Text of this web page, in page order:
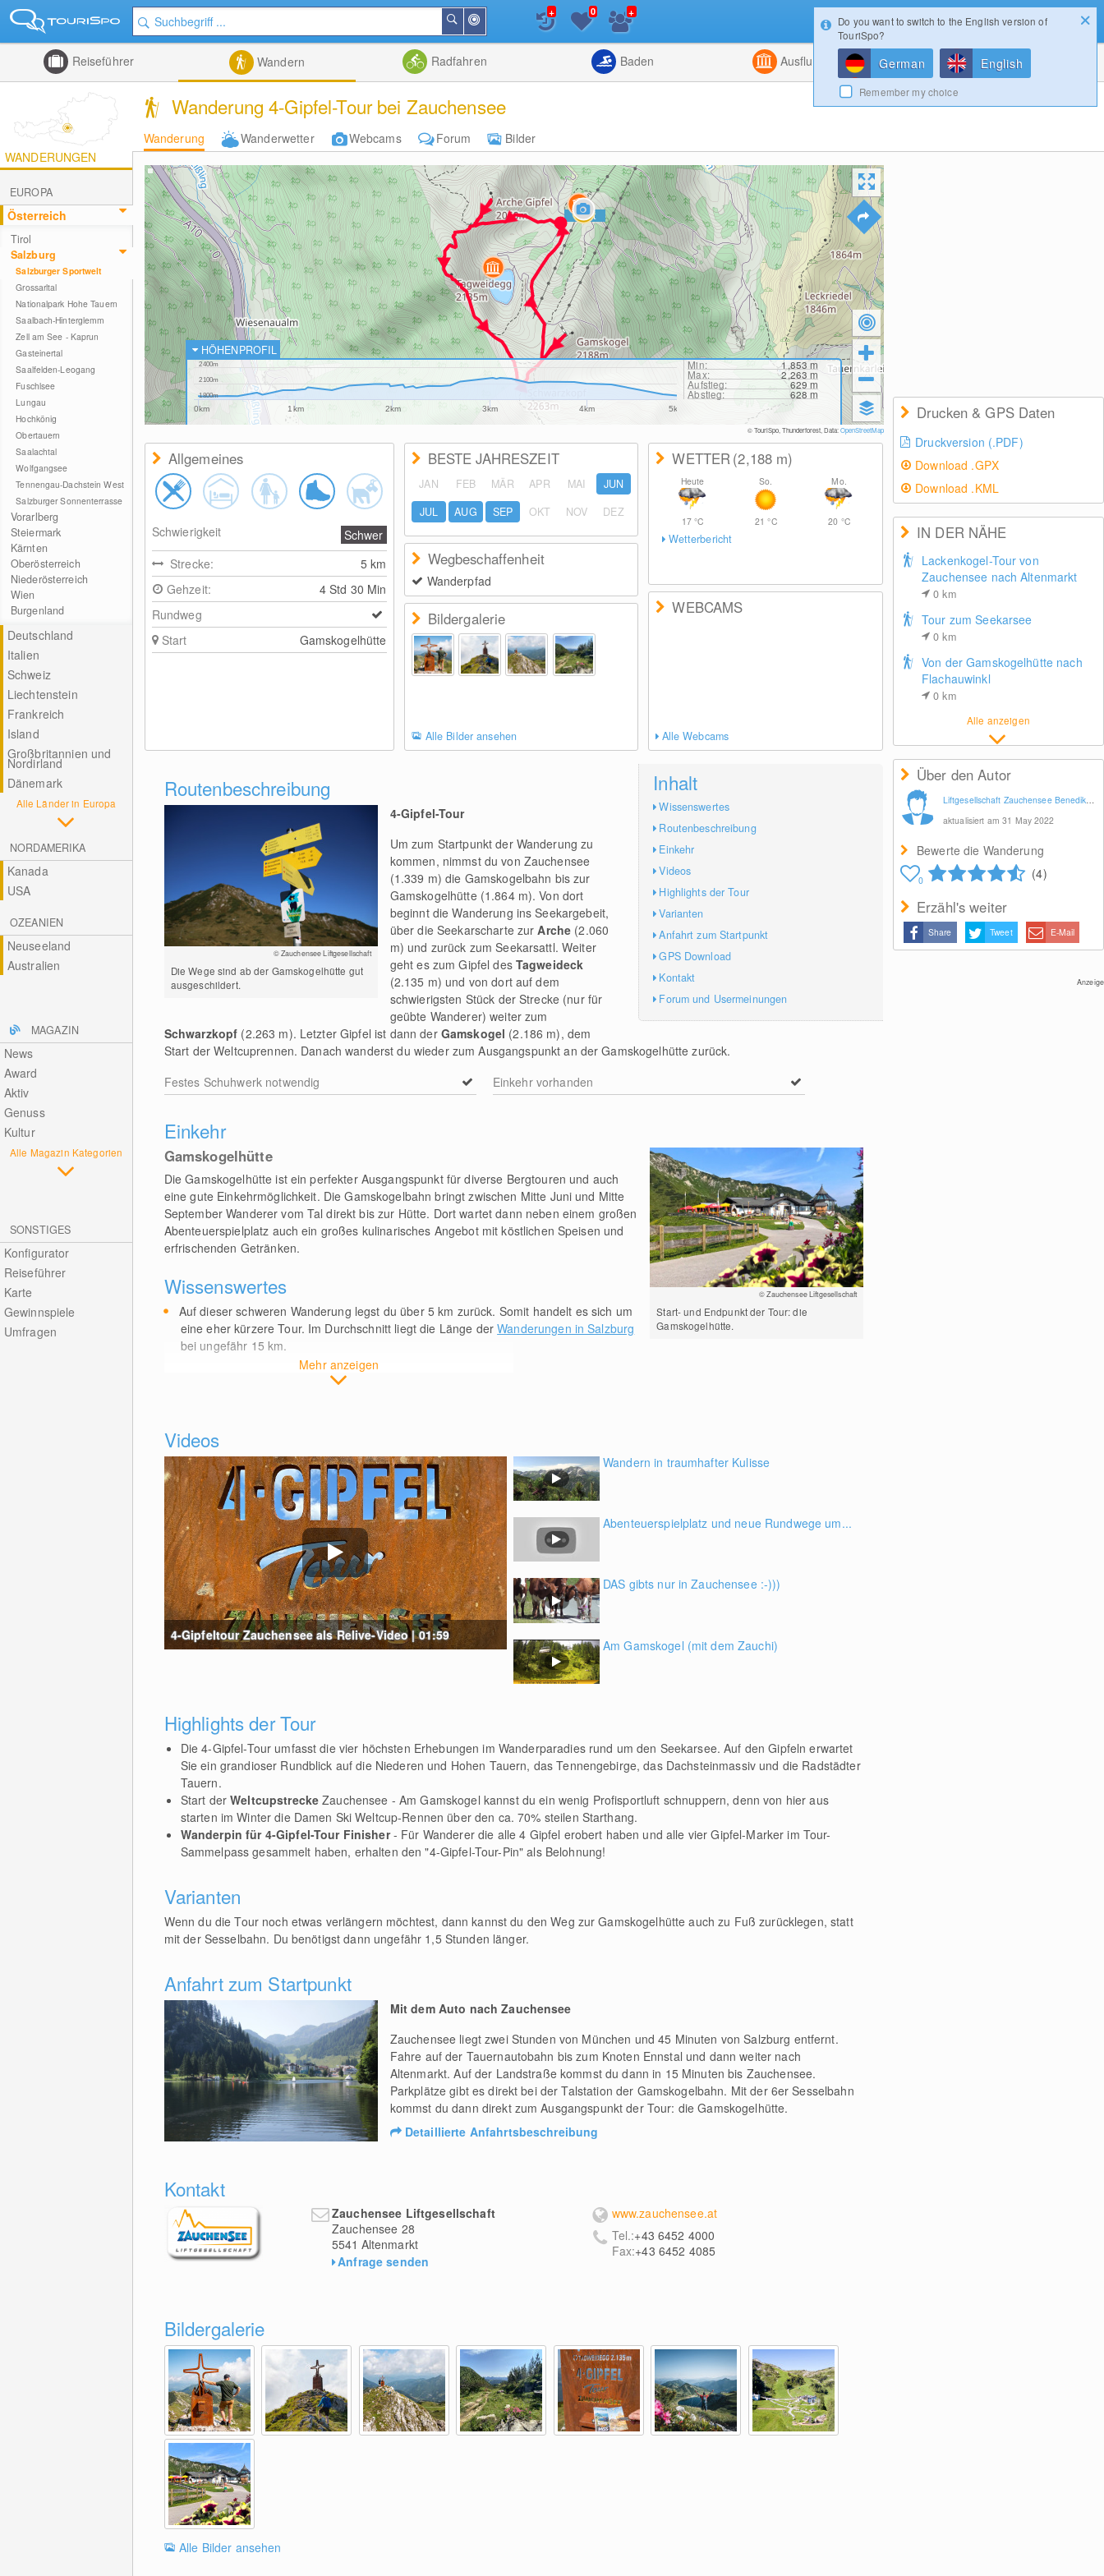
der
Nähe
Suchen
Listenansicht
Kombiniert
+ 0 +
Reiseführer Wandern Radfahren Baden Ausflugsziele Magazin
Wanderung 4-Gipfel-Tour bei Zauchensee
Wanderung Wanderwetter Webcams Forum
Bilder
WANDERUNGEN
EUROPA
Österreich
Tirol
Salzburg
Salzburger Sportwelt
Grossarltal
Nationalpark Hohe Tauern
Saalbach-Hinterglemm
Zell am See - Kaprun
Gasteinertal
Saalfelden-Leogang
Fuschlsee
Lungau
Hochkönig
Obertauern
Saalachtal
Wolfgangsee
Tennengau-Dachstein West
Salzburger Sonnenterrasse
Vorarlberg
Steiermark
Kärnten
Oberösterreich
Niederösterreich
Wien
Burgenland
Deutschland
Italien
Schweiz
Liechtenstein
Frankreich
Island
Großbritannien und
Nordirland
Dänemark
Alle Länder in Europa
NORDAMERIKA
Kanada
USA
OZEANIEN
Neuseeland
Australien
MAGAZIN
News
Award
Aktiv
Genuss
Kultur
Alle Magazin Kategorien
SONSTIGES
Konfigurator
Reiseführer
Karte
Gewinnspiele
Umfragen
HÖHENPROFIL
0km 1km 2km 3km 4km 5km
1800m
2100m
2400m Min: 1,853m
Max: 2,263m
Aufstieg: 629m
Abstieg: 628m
© TouriSpo, Thunderforest, Data:OpenStreetMap
Drucken & GPS Daten
Druckversion (.PDF)
Download .GPX
Download .KML
IN DER NÄHE
Lackenkogel-Tour von
Zauchensee nach Altenmarkt
0km
Tour zum Seekarsee
0km
Von der Gamskogelhütte nach
Flachauwinkl
0km
Alle anzeigen
Über den Autor
Liftgesellschaft Zauchensee Benedikt Scheffer GmbH
aktualisiert am 31 May 2022
Bewerte die Wanderung
0 (4)
Erzähl's weiter
Share Tweet E-Mail
Anzeige
Allgemeines
Schwierigkeit
Schwer
Strecke:
5km
Gehzeit:
4 Std 30 Min
Rundweg
Start
Gamskogelhütte
BESTE JAHRESZEIT
JAN FEB MÄR APR MAI
JUN
JUL
AUG SEP OKT NOV DEZ
Wegbeschaffenheit
Wanderpfad
Bildergalerie
Alle Bilder ansehen
WETTER(2,188 m)
Heute
17°C
So.
21°C
Mo.
20 °C
Wetterbericht
WEBCAMS
Alle Webcams
Inhalt
Wissenswertes
Routenbeschreibung
Einkehr
Videos
Highlights der Tour
Varianten
Anfahrt zum Startpunkt
GPS Download
Kontakt
Forum und Usermeinungen
Routenbeschreibung
© Zauchensee Liftgesellschaft
Die Wege sind ab der Gamskogelhütte gut
ausgeschildert.
4-Gipfel-Tour
Um zum Startpunkt der Wanderung zu
kommen, nimmst du von Zauchensee
(1.339 m) die Gamskogelbahn bis zur
Gamskogelhütte (1.864 m). Von dort
beginnt die Wanderung ins Seekargebeit,
über die Seekarscharte zurArche (2.060
m) und zurück zum Seekarsattl. Weiter
geht es zum Gipfel des Tagweideck
(2.135 m) und von dort auf dem
schwierigsten Stück der Strecke (nur für
geübte Wanderer) weiter zum
Schwarzkopf (2.263 m). Letzter Gipfel ist dann der Gamskogel (2.186 m), dem
Start der Weltcuprennen. Danach wanderst du wieder zum Ausgangspunkt an der Gamskogelhütte zurück.
Festes Schuhwerk notwendig
Einkehr vorhanden
Einkehr
© Zauchensee Liftgesellschaft
Start- und Endpunkt der Tour: die
Gamskogelhütte.
Gamskogelhütte
Die Gamskogelhütte ist ein perfekter Ausgangspunkt für diverse Bergtouren und auch
eine gute Einkehrmöglichkeit. Die Gamskogelbahn bringt zwischen Mitte Juni und Mitte
September Wanderer vom Tal direkt bis zur Hütte. Dort wartet dann neben einem großen
Abenteuerspielplatz auch ein großes kulinarisches Angebot mit köstlichen Speisen und
erfrischenden Getränken.
Wissenswertes
Mehr anzeigen
Auf dieser schweren Wanderung legst du über 5km zurück. Somit handelt es sich um
eine eher kürzere Tour. Im Durchschnitt liegt die Länge derWanderungen in Salzburg
bei ungefähr 15 km.
Videos
4-Gipfeltour Zauchensee als Relive-Video | 01:59
Wandern in traumhafter Kulisse
Abenteuerspielplatz und neue Rundwege um...
DAS gibts nur in Zauchensee :-)))
Am Gamskogel (mit dem Zauchi)
Highlights der Tour
Die 4-Gipfel-Tour umfasst die vier höchsten Erhebungen im Wanderparadies rund um den Seekarsee. Auf den Gipfeln erwartet
Sie ein grandioser Rundblick auf die Niederen und Hohen Tauern, das Tennengebirge, das Dachsteinmassiv und die Radstädter
Tauern.
Start derWeltcupstrecke Zauchensee - Am Gamskogel kannst du ein wenig Profisportluft schnuppern, denn von hier aus
starten im Winter die Damen Ski Weltcup-Rennen über den ca. 70% steilen Starthang.
Wanderpin für 4-Gipfel-Tour Finisher- Für Wanderer die alle 4 Gipfel erobert haben und alle vier Gipfel-Marker im Tour-
Sammelpass gesammelt haben, erhalten den "4-Gipfel-Tour-Pin" als Belohnung!
Varianten
Wenn du die Tour noch etwas verlängern möchtest, dann kannst du den Weg zur Gamskogelhütte auch zu Fuß zurücklegen, statt
mit der Sesselbahn. Du benötigst dann ungefähr 1,5 Stunden länger.
Anfahrt zum Startpunkt
Mit dem Auto nach Zauchensee
Zauchensee liegt zwei Stunden von München und 45 Minuten von Salzburg entfernt.
Fahre auf der Tauernautobahn bis zum Knoten Ennstal und dann weiter nach
Altenmarkt. Auf der Landstraße kommst du dann in 15 Minuten bis Zauchensee.
Parkplätze gibt es direkt bei der Talstation der Gamskogelbahn. Mit der 6er Sesselbahn
kommst du dann direkt zum Ausgangspunkt der Tour: die Gamskogelhütte.
Detaillierte Anfahrtsbeschreibung
Kontakt
Zauchensee Liftgesellschaft
Zauchensee 28
5541 Altenmarkt
Anfrage senden
www.zauchensee.at
Tel.:+43 6452 4000
Fax:+43 6452 4085
Bildergalerie
Alle Bilder ansehen
Login
Do you want to switch to the English version of
TouriSpo?
German English
Remember my choice
Konfigurator Gewinnspiele